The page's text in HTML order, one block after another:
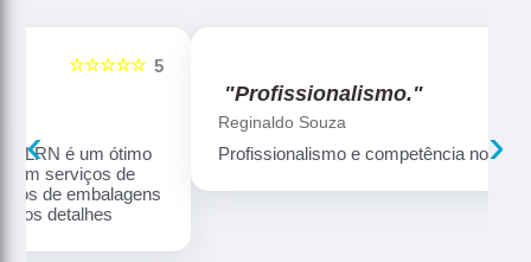
"Profissionalismo."
Profissionalismo e competência no que faz
‹ ›